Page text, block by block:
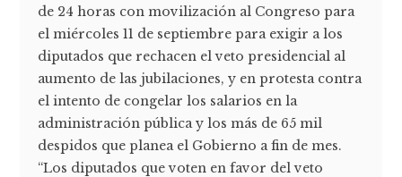
de 24 horas con movilización al Congreso para
el miércoles 11 de septiembre para exigir a los
diputados que rechacen el veto presidencial al
aumento de las jubilaciones, y en protesta contra
el intento de congelar los salarios en la
administración pública y los más de 65 mil
despidos que planea el Gobierno a fin de mes.
“Los diputados que voten en favor del veto